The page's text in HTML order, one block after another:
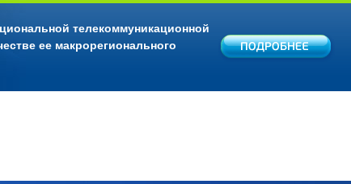
телекоммуникационной
ее макрорегионального